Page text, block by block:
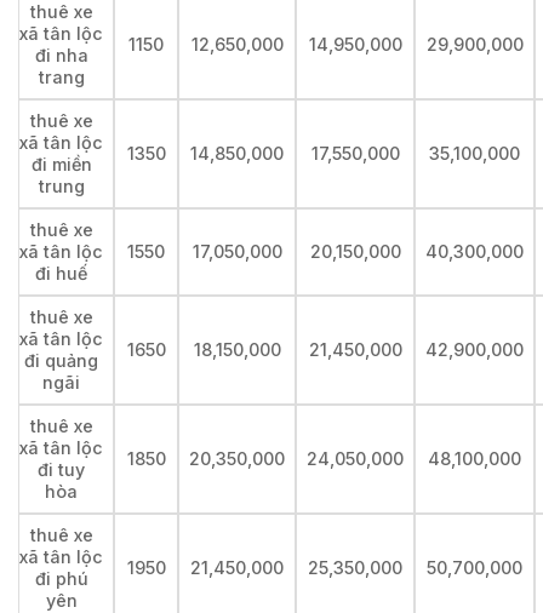
thuê xe
xã tân lộc
đi nha
trang
1150 12,650,000 14,950,000 29,900,000
thuê xe
xã tân lộc
đi miền
trung
1350 14,850,000 17,550,000 35,100,000
thuê xe
xã tân lộc
đi huế
1550 17,050,000 20,150,000 40,300,000
thuê xe
xã tân lộc
đi quảng
ngãi
1650 18,150,000 21,450,000 42,900,000
thuê xe
xã tân lộc
đi tuy
hòa
1850 20,350,000 24,050,000 48,100,000
thuê xe
xã tân lộc
đi phú
yên
1950 21,450,000 25,350,000 50,700,000